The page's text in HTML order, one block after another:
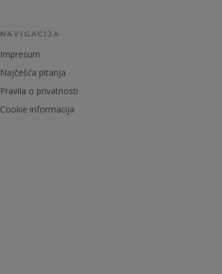
NAVIGACIJA
Impresum
Najčešća pitanja
Pravila o privatnosti
Cookie informacija